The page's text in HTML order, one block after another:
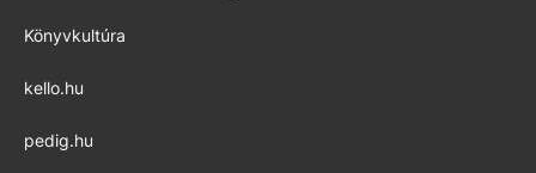
Könyvkultúra
kello.hu
pedig.hu